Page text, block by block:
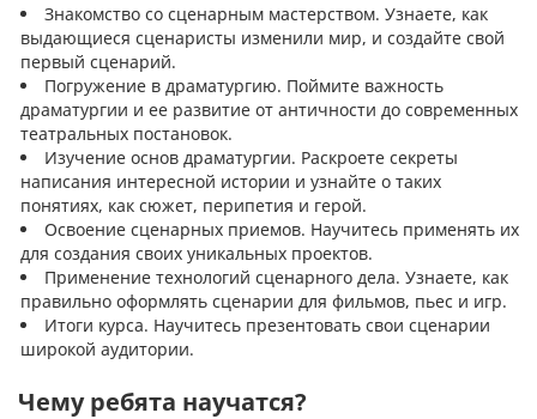
Знакомство со сценарным мастерством. Узнаете, как
выдающиеся сценаристы изменили мир, и создайте свой
первый сценарий.
Погружение в драматургию. Поймите важность
драматургии и ее развитие от античности до современных
театральных постановок.
Изучение основ драматургии. Раскроете секреты
написания интересной истории и узнайте о таких
понятиях, как сюжет, перипетия и герой.
Освоение сценарных приемов. Научитесь применять их
для создания своих уникальных проектов.
Применение технологий сценарного дела. Узнаете, как
правильно оформлять сценарии для фильмов, пьес и игр.
Итоги курса. Научитесь презентовать свои сценарии
широкой аудитории.
Чему ребята научатся?